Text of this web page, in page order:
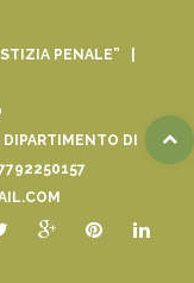
PENALE” |
DI